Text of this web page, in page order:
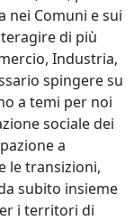
nei Comuni e sui
di più
Industria,
spingere su
a temi per noi
sociale dei
a
le transizioni,
subito insieme
i territori di